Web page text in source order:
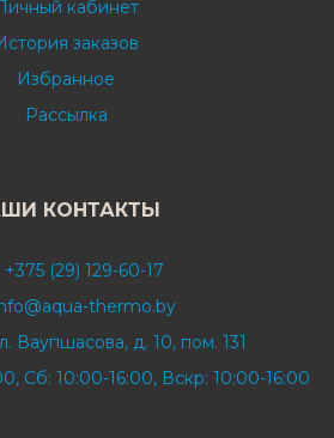
кабинет
заказов
Избранное
Рассылка
КОНТАКТЫ
+375 (29) 129-60-17
thermo.by
Ваупшасова, д. 10, пом. 131
Сб: 10:00-16:00, Вскр: 10:00-16:00